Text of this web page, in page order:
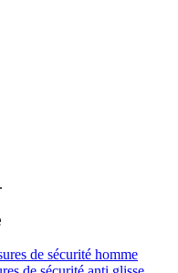
de sécurité homme